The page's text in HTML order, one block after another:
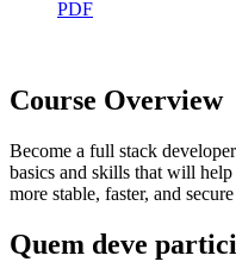
PDF
Course Overview
Become a full stack
basics and skills that will
more stable, faster, and
Quem deve